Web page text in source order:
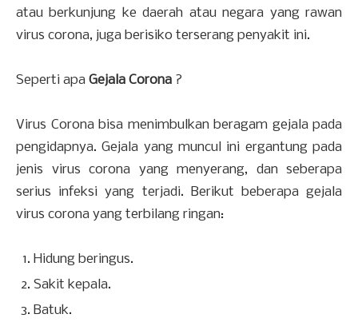
atau berkunjung ke daerah atau negara yang rawan
virus corona, juga berisiko terserang penyakit ini.
Seperti apa Gejala Corona ?
Virus Corona bisa menimbulkan beragam gejala pada
pengidapnya. Gejala yang muncul ini ergantung pada
jenis virus corona yang menyerang, dan seberapa
serius infeksi yang terjadi. Berikut beberapa gejala
virus corona yang terbilang ringan:
Hidung beringus.
Sakit kepala.
Batuk.